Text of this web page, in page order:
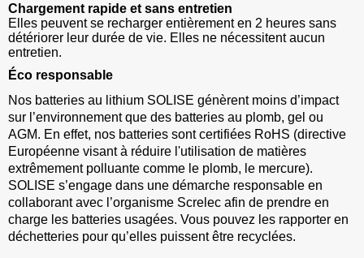
Chargement rapide et sans entretien
Elles peuvent se recharger entièrement en 2 heures sans
détériorer leur durée de vie. Elles ne nécessitent aucun
entretien.
Éco responsable
Nos batteries au lithium SOLISE génèrent moins d’impact
sur l’environnement que des batteries au plomb, gel ou
AGM. En effet, nos batteries sont certifiées RoHS (directive
Européenne visant à réduire l'utilisation de matières
extrêmement polluante comme le plomb, le mercure).
SOLISE s’engage dans une démarche responsable en
collaborant avec l’organisme Screlec afin de prendre en
charge les batteries usagées. Vous pouvez les rapporter en
déchetteries pour qu’elles puissent être recyclées.